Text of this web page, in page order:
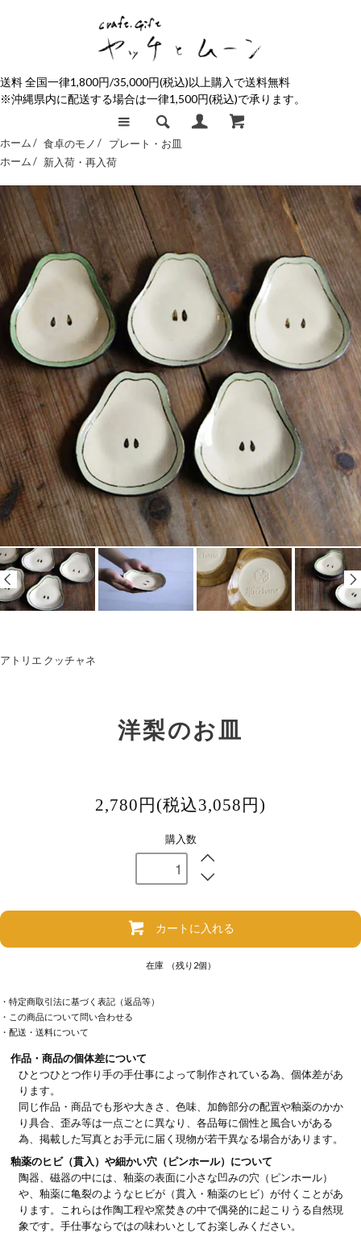
送料 全国一律1,800円/35,000円(税込)以上購入で送料無料
※沖縄県内に配送する場合は一律1,500円(税込)で承ります。
ホーム / 食卓のモノ/
プレート・お皿
ホーム / 新入荷・再入荷
アトリエ クッチャネ
洋梨のお皿
2,780円(税込3,058円)
購入数
カートに入れる
在庫 （残り2個）
・特定商取引法に基づく表記（返品等）
・この商品について問い合わせる
・配送・送料について
作品・商品の個体差について
ひとつひとつ作り手の手仕事によって制作されている為、個体差があ
ります。
同じ作品・商品でも形や大きさ、色味、加飾部分の配置や釉薬のかか
り具合、歪み等は一点ごとに異なり、各品毎に個性と風合いがある
為、掲載した写真とお手元に届く現物が若干異なる場合があります。
釉薬のヒビ（貫入）や細かい穴（ピンホール）について
陶器、磁器の中には、釉薬の表面に小さな凹みの穴（ピンホール）
や、釉薬に亀裂のようなヒビが（貫入・釉薬のヒビ）が付くことがあ
ります。これらは作陶工程や窯焚きの中で偶発的に起こりうる自然現
象です。手仕事ならではの味わいとしてお楽しみください。